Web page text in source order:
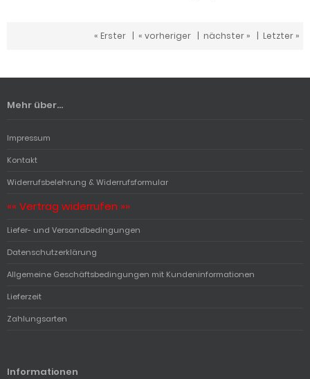
« Erster | « vorheriger | nächster » | Letzter »
Mehr über...
Impressum
Kontakt
Widerrufsbelehrung & Widerrufsformular
«« Vertrag widerrufen »»
Liefer- und Versandbedingungen
Datenschutzerklärung
Allgemeine Geschäftsbedingungen mit Kundeninformationen
Lieferzeit
Zahlungsarten
Informationen